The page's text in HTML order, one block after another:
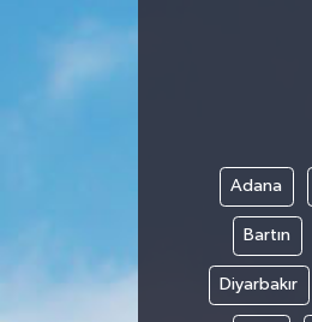
Adana
Bartın
Diyarbakır